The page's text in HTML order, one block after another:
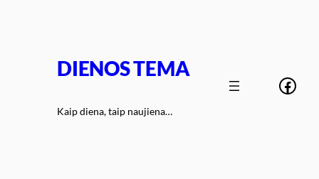
DIENOS TEMA
Kaip diena, taip naujiena…